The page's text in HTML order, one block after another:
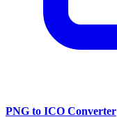
PNG to ICO Converter